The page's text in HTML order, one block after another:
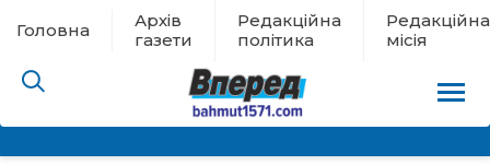
Головна
Архів
газети
Редакційна
політика
Редакційна
місія